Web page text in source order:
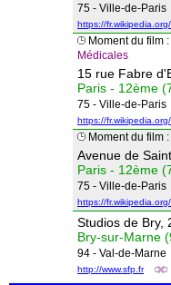
75 - Ville-de-Paris
https://
Moment du film :
Médicales
15 rue Fabre
Paris - 12ème
75 - Ville-de-Paris
https://
Moment du film :
Avenue de
Paris - 12ème
75 - Ville-de-Paris
https://
Studios de Bry,
Bry-sur-Marne
94 - Val-de-Marne
http://www.sfp.fr